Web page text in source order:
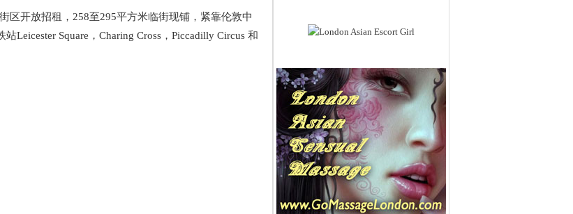
区开放招租，258至295平方米临街现铺，紧靠伦敦中
Leicester Square，Charing Cross，Piccadilly Circus 和